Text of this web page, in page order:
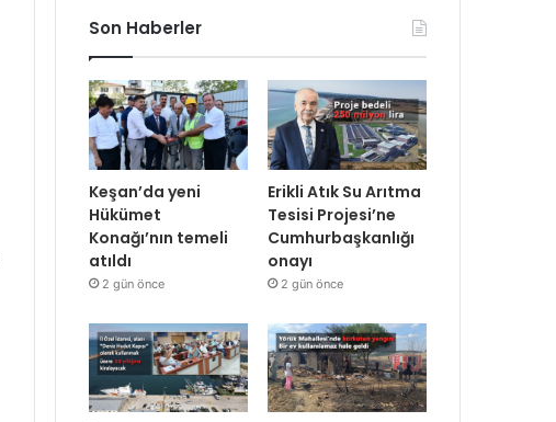
Son Haberler
Keşan’da yeni
Hükümet
Konağı’nın temeli
atıldı
2 gün önce
Erikli Atık Su Arıtma
Tesisi Projesi’ne
Cumhurbaşkanlığı
onayı
2 gün önce